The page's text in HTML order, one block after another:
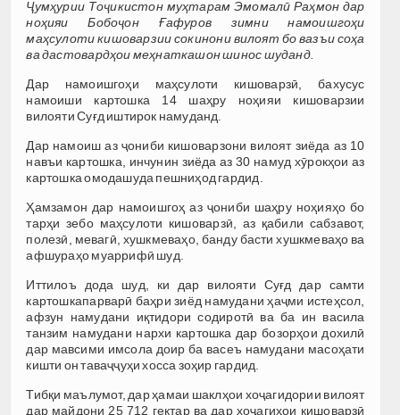
Ҷумҳурии Тоҷикистон муҳтарам Эмомалӣ Раҳмон дар
ноҳияи Бобоҷон Ғафуров зимни намоишгоҳи
маҳсулоти кишоварзии сокинони вилоят бо вазъи соҳа
ва дастовардҳои меҳнаткашон шинос шуданд.
Дар намоишгоҳи маҳсулоти кишоварзӣ, бахусус
намоиши картошка 14 шаҳру ноҳияи кишоварзии
вилояти Суғд иштирок намуданд.
Дар намоиш аз ҷониби кишоварзони вилоят зиёда аз 10
навъи картошка, инчунин зиёда аз 30 намуд хӯрокҳои аз
картошка омодашуда пешниҳод гардид.
Ҳамзамон дар намоишгоҳ аз ҷониби шаҳру ноҳияҳо бо
тарҳи зебо маҳсулоти кишоварзӣ, аз қабили сабзавот,
полезӣ, мевагӣ, хушкмеваҳо, банду басти хушкмеваҳо ва
афшураҳо муаррифӣ шуд.
Иттилоъ дода шуд, ки дар вилояти Суғд дар самти
картошкапарварӣ баҳри зиёд намудани ҳаҷми истеҳсол,
афзун намудани иқтидори содиротӣ ва ба ин васила
танзим намудани нархи картошка дар бозорҳои дохилӣ
дар мавсими имсола доир ба васеъ намудани масоҳати
кишти он таваҷҷуҳи хосса зоҳир гардид.
Тибқи маълумот, дар ҳамаи шаклҳои хоҷагидории вилоят
дар майдони 25 712 гектар ва дар хоҷагиҳои кишоварзӣ